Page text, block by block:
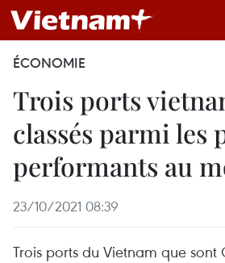
ÉCONOMIE
Trois ports
classés parmi les
performants au
23/10/2021 08:39
Trois ports du Vietnam que sont